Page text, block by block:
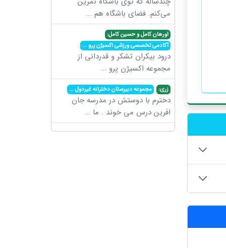
می‌کنم. فضای باشگاه هم ...
اورهان کامل و حسین کامل:
آکادمی تخصصی ورزشی اکسیژن پرو...
درود بیکران تشکر و قدردانی از
مجموعه اکسیژن پرو ...
زری: مجموعه دبیرستان دخترانه غیردول...
دخترم با دوستش در مدرسه جان
افرین درس می خوند . ما ...